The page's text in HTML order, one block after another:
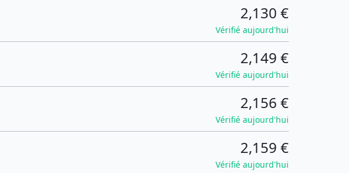
2,130 €
Vérifié aujourd'hui
2,149 €
Vérifié aujourd'hui
2,156 €
Vérifié aujourd'hui
2,159 €
Vérifié aujourd'hui